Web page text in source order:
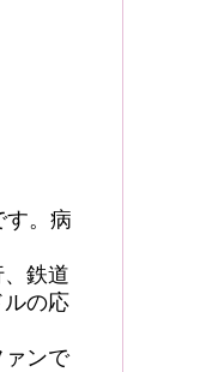
す。病
鉄道
の応
ンで